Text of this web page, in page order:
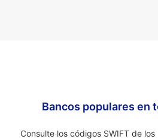
Bancos populares en
Consulte los códigos SWIFT de